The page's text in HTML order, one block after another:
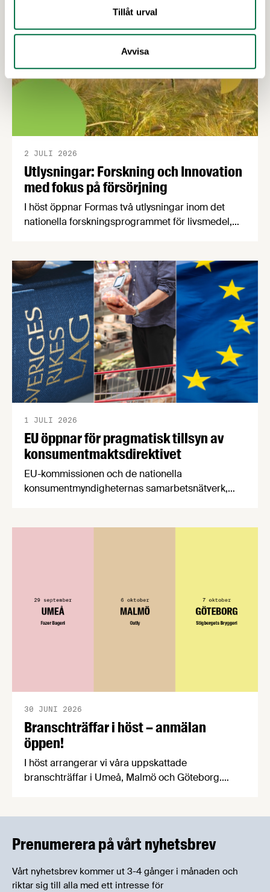
Tillåt urval
Avvisa
Utlysningar: Forskning och Innovation
med fokus på försörjning
2 JULI 2026
I höst öppnar Formas två utlysningar inom det
nationella forskningsprogrammet för livsmedel,
en motståndskraftig livsmedelsförsörjning", och
båda syftar till att bana väg för innovationer som
stärker Sveriges livsmedelsförsörjning.
EU öppnar för pragmatisk tillsyn av
konsumentmaktsdirektivet
1 JULI 2026
EU-kommissionen och de nationella
konsumentmyndigheternas samarbetsnätverk,
konsumentmaktsdirektivet. Livsmedelsföretagen
Branschträffar i höst – anmälan
öppen!
30 JUNI 2026
I höst arrangerar vi våra uppskattade
branschträffar i Umeå, Malmö och Göteborg.
kan träffa branschkollegor och utbyta
Prenumerera på vårt nyhetsbrev
Vårt nyhetsbrev kommer ut 3-4 gånger i månaden och
riktar sig till alla med ett intresse för